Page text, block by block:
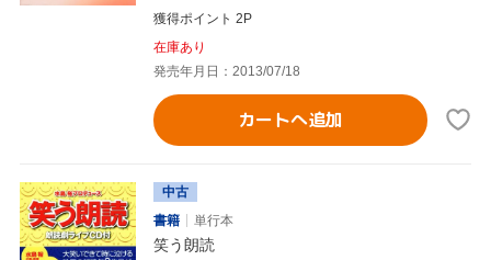
獲得ポイント 2P
在庫あり
発売年月日：2013/07/18
カートへ追加
中古
書籍
単行本
笑う朗読